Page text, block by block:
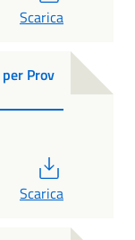
Scarica
Prov
Scarica